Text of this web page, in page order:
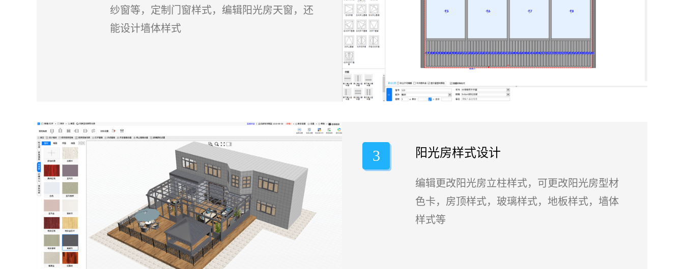
纱窗等，定制门窗样式，编辑阳光房天窗，还
能设计墙体样式
3 阳光房样式设计
编辑更改阳光房立柱样式，可更改阳光房型材
色卡，房顶样式，玻璃样式，地板样式，墙体
样式等